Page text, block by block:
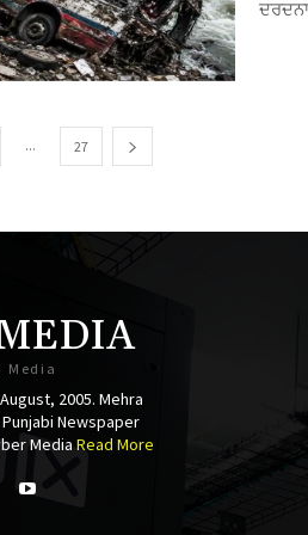
... 27
Media
2005. Mehra
Newspaper
Media Read More